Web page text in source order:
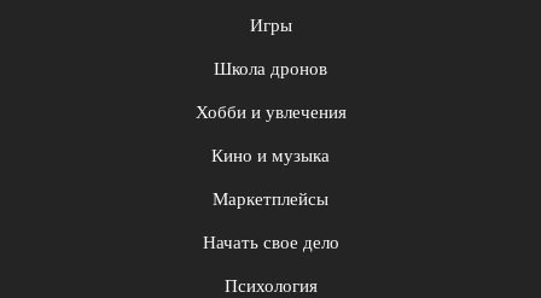
Игры
Школа дронов
Хобби и увлечения
Кино и музыка
Маркетплейсы
Начать свое дело
Психология